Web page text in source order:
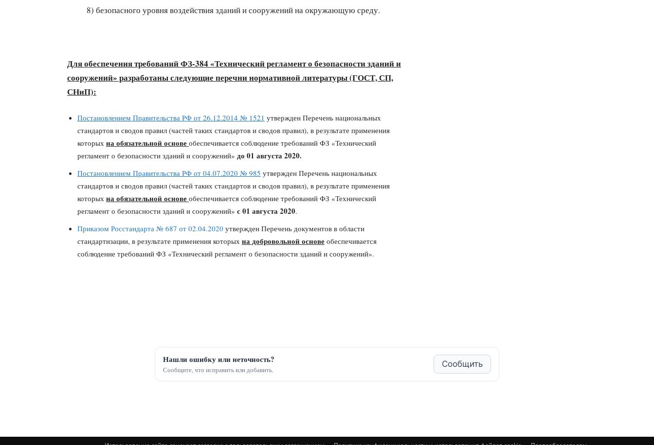
8) безопасного уровня воздействия зданий и сооружений на окружающую среду.
Для обеспечения требований ФЗ-384 «Технический регламент о безопасности зданий и
сооружений» разработаны следующие перечни нормативной литературы (ГОСТ, СП,
СНиП):
Постановлением Правительства РФ от 26.12.2014 № 1521 утвержден Перечень национальных
стандартов и сводов правил (частей таких стандартов и сводов правил), в результате применения
которых на обязательной основе обеспечивается соблюдение требований ФЗ «Технический
регламент о безопасности зданий и сооружений» до 01 августа 2020.
Постановлением Правительства РФ от 04.07.2020 № 985 утвержден Перечень национальных
стандартов и сводов правил (частей таких стандартов и сводов правил), в результате применения
которых на обязательной основе обеспечивается соблюдение требований ФЗ «Технический
регламент о безопасности зданий и сооружений» с 01 августа 2020.
Приказом Росстандарта № 687 от 02.04.2020 утвержден Перечень документов в области
стандартизации, в результате применения которых надобровольной основе обеспечивается
соблюдение требований ФЗ «Технический регламент о безопасности зданий и сооружений».
Нашли ошибку или неточность?
Сообщите, что исправить или добавить.
Сообщить